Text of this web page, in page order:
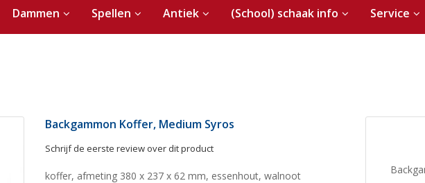
Dammen Spellen Antiek (School) schaak info Service
Backgammon Koffer, Medium Syros
Schrijf de eerste review over dit product
koffer, afmeting 380 x 237 x 62 mm, essenhout, walnoot